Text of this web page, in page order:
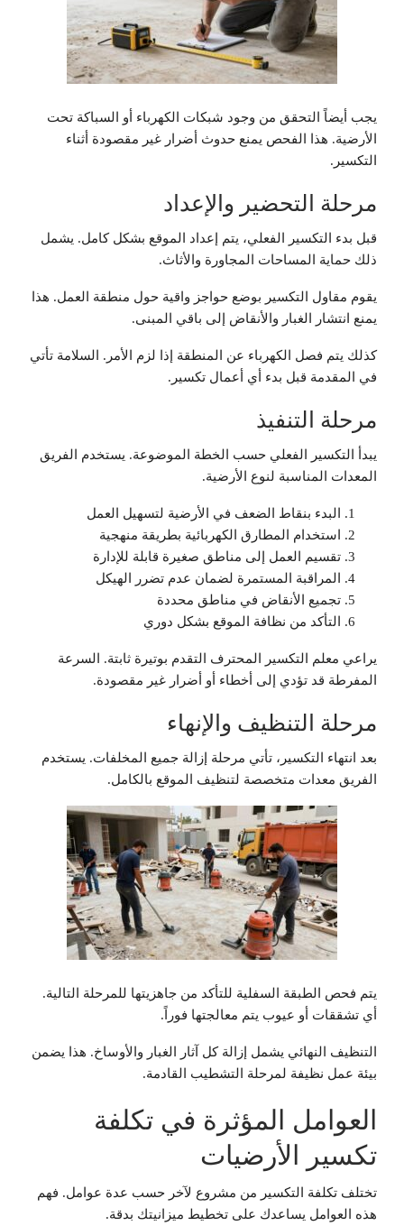
يجب أيضاً التحقق من وجود شبكات الكهرباء أو السباكة تحت
الأرضية. هذا الفحص يمنع حدوث أضرار غير مقصودة أثناء
التكسير.
مرحلة التحضير والإعداد
قبل بدء التكسير الفعلي، يتم إعداد الموقع بشكل كامل. يشمل
ذلك حماية المساحات المجاورة والأثاث.
يقوم مقاول التكسير بوضع حواجز واقية حول منطقة العمل. هذا
يمنع انتشار الغبار والأنقاض إلى باقي المبنى.
كذلك يتم فصل الكهرباء عن المنطقة إذا لزم الأمر. السلامة تأتي
في المقدمة قبل بدء أي أعمال تكسير.
مرحلة التنفيذ
يبدأ التكسير الفعلي حسب الخطة الموضوعة. يستخدم الفريق
المعدات المناسبة لنوع الأرضية.
البدء بنقاط الضعف في الأرضية لتسهيل العمل
استخدام المطارق الكهربائية بطريقة منهجية
تقسيم العمل إلى مناطق صغيرة قابلة للإدارة
المراقبة المستمرة لضمان عدم تضرر الهيكل
تجميع الأنقاض في مناطق محددة
التأكد من نظافة الموقع بشكل دوري
يراعي معلم التكسير المحترف التقدم بوتيرة ثابتة. السرعة
المفرطة قد تؤدي إلى أخطاء أو أضرار غير مقصودة.
مرحلة التنظيف والإنهاء
بعد انتهاء التكسير، تأتي مرحلة إزالة جميع المخلفات. يستخدم
الفريق معدات متخصصة لتنظيف الموقع بالكامل.
يتم فحص الطبقة السفلية للتأكد من جاهزيتها للمرحلة التالية.
أي تشققات أو عيوب يتم معالجتها فوراً.
التنظيف النهائي يشمل إزالة كل آثار الغبار والأوساخ. هذا يضمن
بيئة عمل نظيفة لمرحلة التشطيب القادمة.
العوامل المؤثرة في تكلفة
تكسير الأرضيات
تختلف تكلفة التكسير من مشروع لآخر حسب عدة عوامل. فهم
هذه العوامل يساعدك على تخطيط ميزانيتك بدقة.